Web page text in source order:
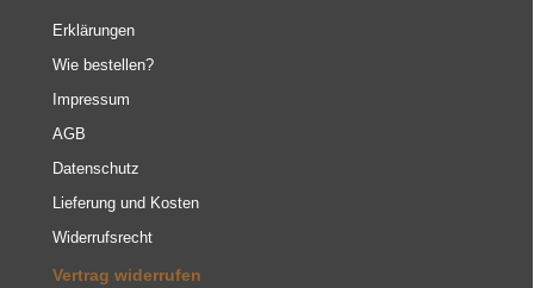
Erklärungen
Wie bestellen?
Impressum
AGB
Datenschutz
Lieferung und Kosten
Widerrufsrecht
Vertrag widerrufen